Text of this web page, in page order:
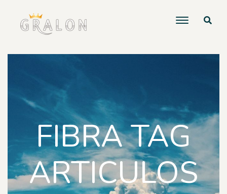
FIBRA TAG
ARTICULOS